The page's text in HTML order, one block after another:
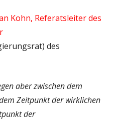
Kohn, Referatsleiter des
des
aber zwischen dem
Zeitpunkt der wirklichen
der